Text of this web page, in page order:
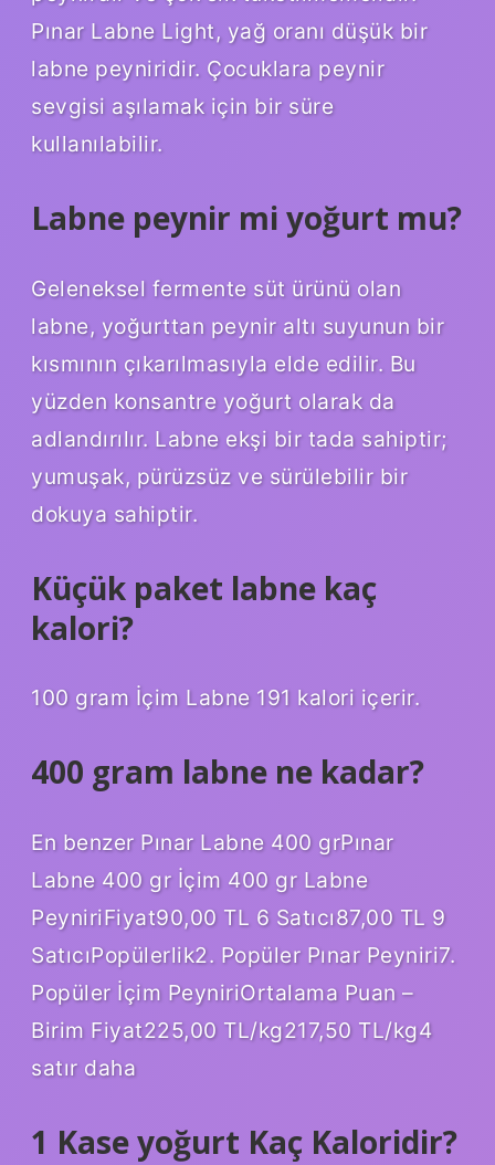
Pınar Labne Light, yağ oranı düşük bir
labne peyniridir. Çocuklara peynir
sevgisi aşılamak için bir süre
kullanılabilir.
Labne peynir mi yoğurt mu?
Geleneksel fermente süt ürünü olan
labne, yoğurttan peynir altı suyunun bir
kısmının çıkarılmasıyla elde edilir. Bu
yüzden konsantre yoğurt olarak da
adlandırılır. Labne ekşi bir tada sahiptir;
yumuşak, pürüzsüz ve sürülebilir bir
dokuya sahiptir.
Küçük paket labne kaç
kalori?
100 gram İçim Labne 191 kalori içerir.
400 gram labne ne kadar?
En benzer Pınar Labne 400 grPınar
Labne 400 gr İçim 400 gr Labne
PeyniriFiyat90,00 TL 6 Satıcı87,00 TL 9
SatıcıPopülerlik2. Popüler Pınar Peyniri7.
Popüler İçim PeyniriOrtalama Puan –
Birim Fiyat225,00 TL/kg217,50 TL/kg4
satır daha
1 Kase yoğurt Kaç Kaloridir?